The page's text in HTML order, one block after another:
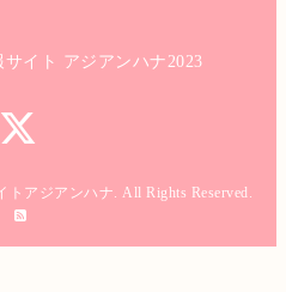
イト アジアンハナ2023
トアジアンハナ. All Rights Reserved.